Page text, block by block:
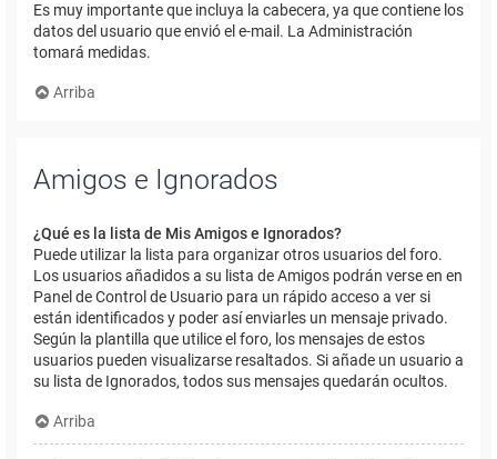
Es muy importante que incluya la cabecera, ya que contiene los
datos del usuario que envió el e-mail. La Administración
tomará medidas.
Arriba
Amigos e Ignorados
¿Qué es la lista de Mis Amigos e Ignorados?
Puede utilizar la lista para organizar otros usuarios del foro.
Los usuarios añadidos a su lista de Amigos podrán verse en en
Panel de Control de Usuario para un rápido acceso a ver si
están identificados y poder así enviarles un mensaje privado.
Según la plantilla que utilice el foro, los mensajes de estos
usuarios pueden visualizarse resaltados. Si añade un usuario a
su lista de Ignorados, todos sus mensajes quedarán ocultos.
Arriba